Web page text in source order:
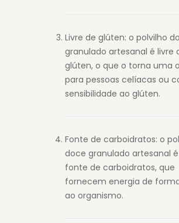
Livre de glúten: o polvilho
granulado artesanal é livre
glúten, o que o torna uma
para pessoas celíacas ou
sensibilidade ao glúten.
Fonte de carboidratos: o
doce granulado artesanal
fonte de carboidratos, que
fornecem energia de
ao organismo.